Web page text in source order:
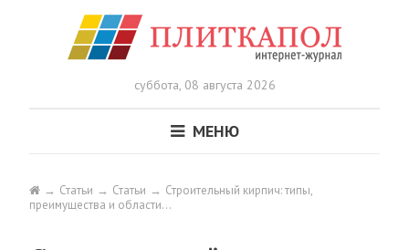
суббота,08 августа 2026
МЕНЮ
Статьи Статьи
Строительный кирпич: типы,
преимущества и области…